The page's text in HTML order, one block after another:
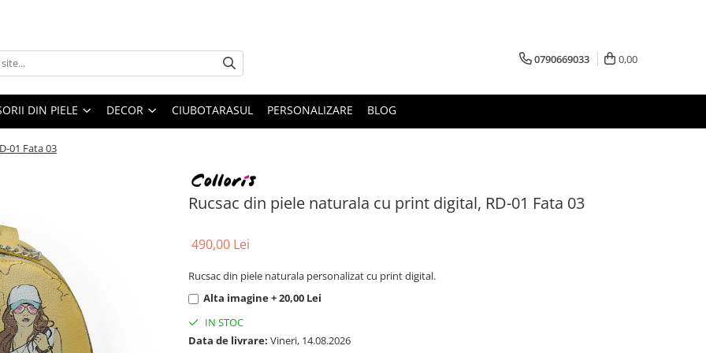
0790669033 0,00
DIN PIELE DECOR CIUBOTARASUL PERSONALIZARE BLOG
01 Fata 03
Rucsac din piele naturala cu print digital, RD-01 Fata 03
490,00 Lei
Rucsac din piele naturala personalizat cu print digital.
Alta imagine + 20,00 Lei
IN STOC
Data de livrare: Vineri, 14.08.2026